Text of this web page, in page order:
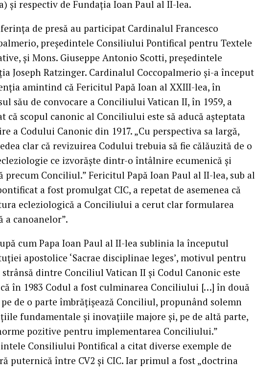
şi respectiv de Fundaţia Ioan Paul al II-lea.
de presă au participat Cardinalul Francesco
preşedintele Consiliului Pontifical pentru Textele
şi Mons. Giuseppe Antonio Scotti, preşedintele
Joseph Ratzinger. Cardinalul Coccopalmerio şi-a început
amintind că Fericitul Papă Ioan al XXIII-lea, în
său de convocare a Conciliului Vatican II, în 1959, a
că scopul canonic al Conciliului este să aducă aşteptata
a Codului Canonic din 1917. „Cu perspectiva sa largă,
clar că revizuirea Codului trebuia să fie călăuzită de o
ce izvorăşte dintr-o întâlnire ecumenică şi
precum Conciliul.” Fericitul Papă Ioan Paul al II-lea, sub al
a fost promulgat CIC, a repetat de asemenea că
ecleziologică a Conciliului a cerut clar formularea
a canoanelor”.
cum Papa Ioan Paul al II-lea sublinia la începutul
apostolice ‘Sacrae disciplinae leges’, motivul pentru
dintre Conciliul Vatican II şi Codul Canonic este
în 1983 Codul a fost culminarea Conciliului […] în două
de o parte îmbrăţişează Conciliul, propunând solemn
fundamentale şi inovaţiile majore şi, pe de altă parte,
pozitive pentru implementarea Conciliului.”
Consiliului Pontifical a citat diverse exemple de
puternică între CV2 şi CIC. Iar primul a fost „doctrina